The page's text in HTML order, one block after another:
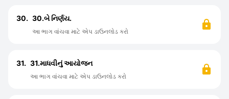
30. 30.બે નિર્ણય.
આ ભાગ વાંચવા માટે એપ ડાઉનલોડ કરો
31. 31.માધવીનું આયોજન
આ ભાગ વાંચવા માટે એપ ડાઉનલોડ કરો